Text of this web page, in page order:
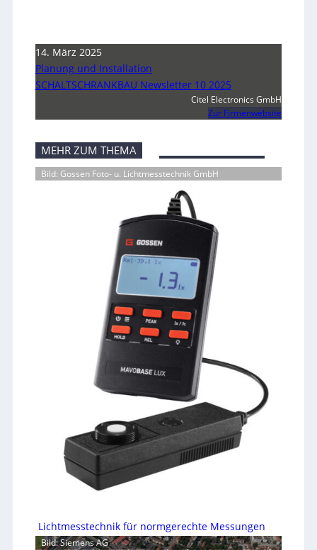
14. März 2025
Planung und Installation
SCHALTSCHRANKBAU Newsletter 10 2025
Citel Electronics GmbH
Zur Firmenwebsite
MEHR ZUM THEMA
Bild: Gossen Foto- u. Lichtmesstechnik GmbH
Lichtmesstechnik für normgerechte Messungen
Bild: Siemens AG